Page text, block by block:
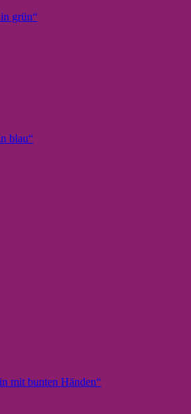
grün“
blau“
mit bunten Händen“